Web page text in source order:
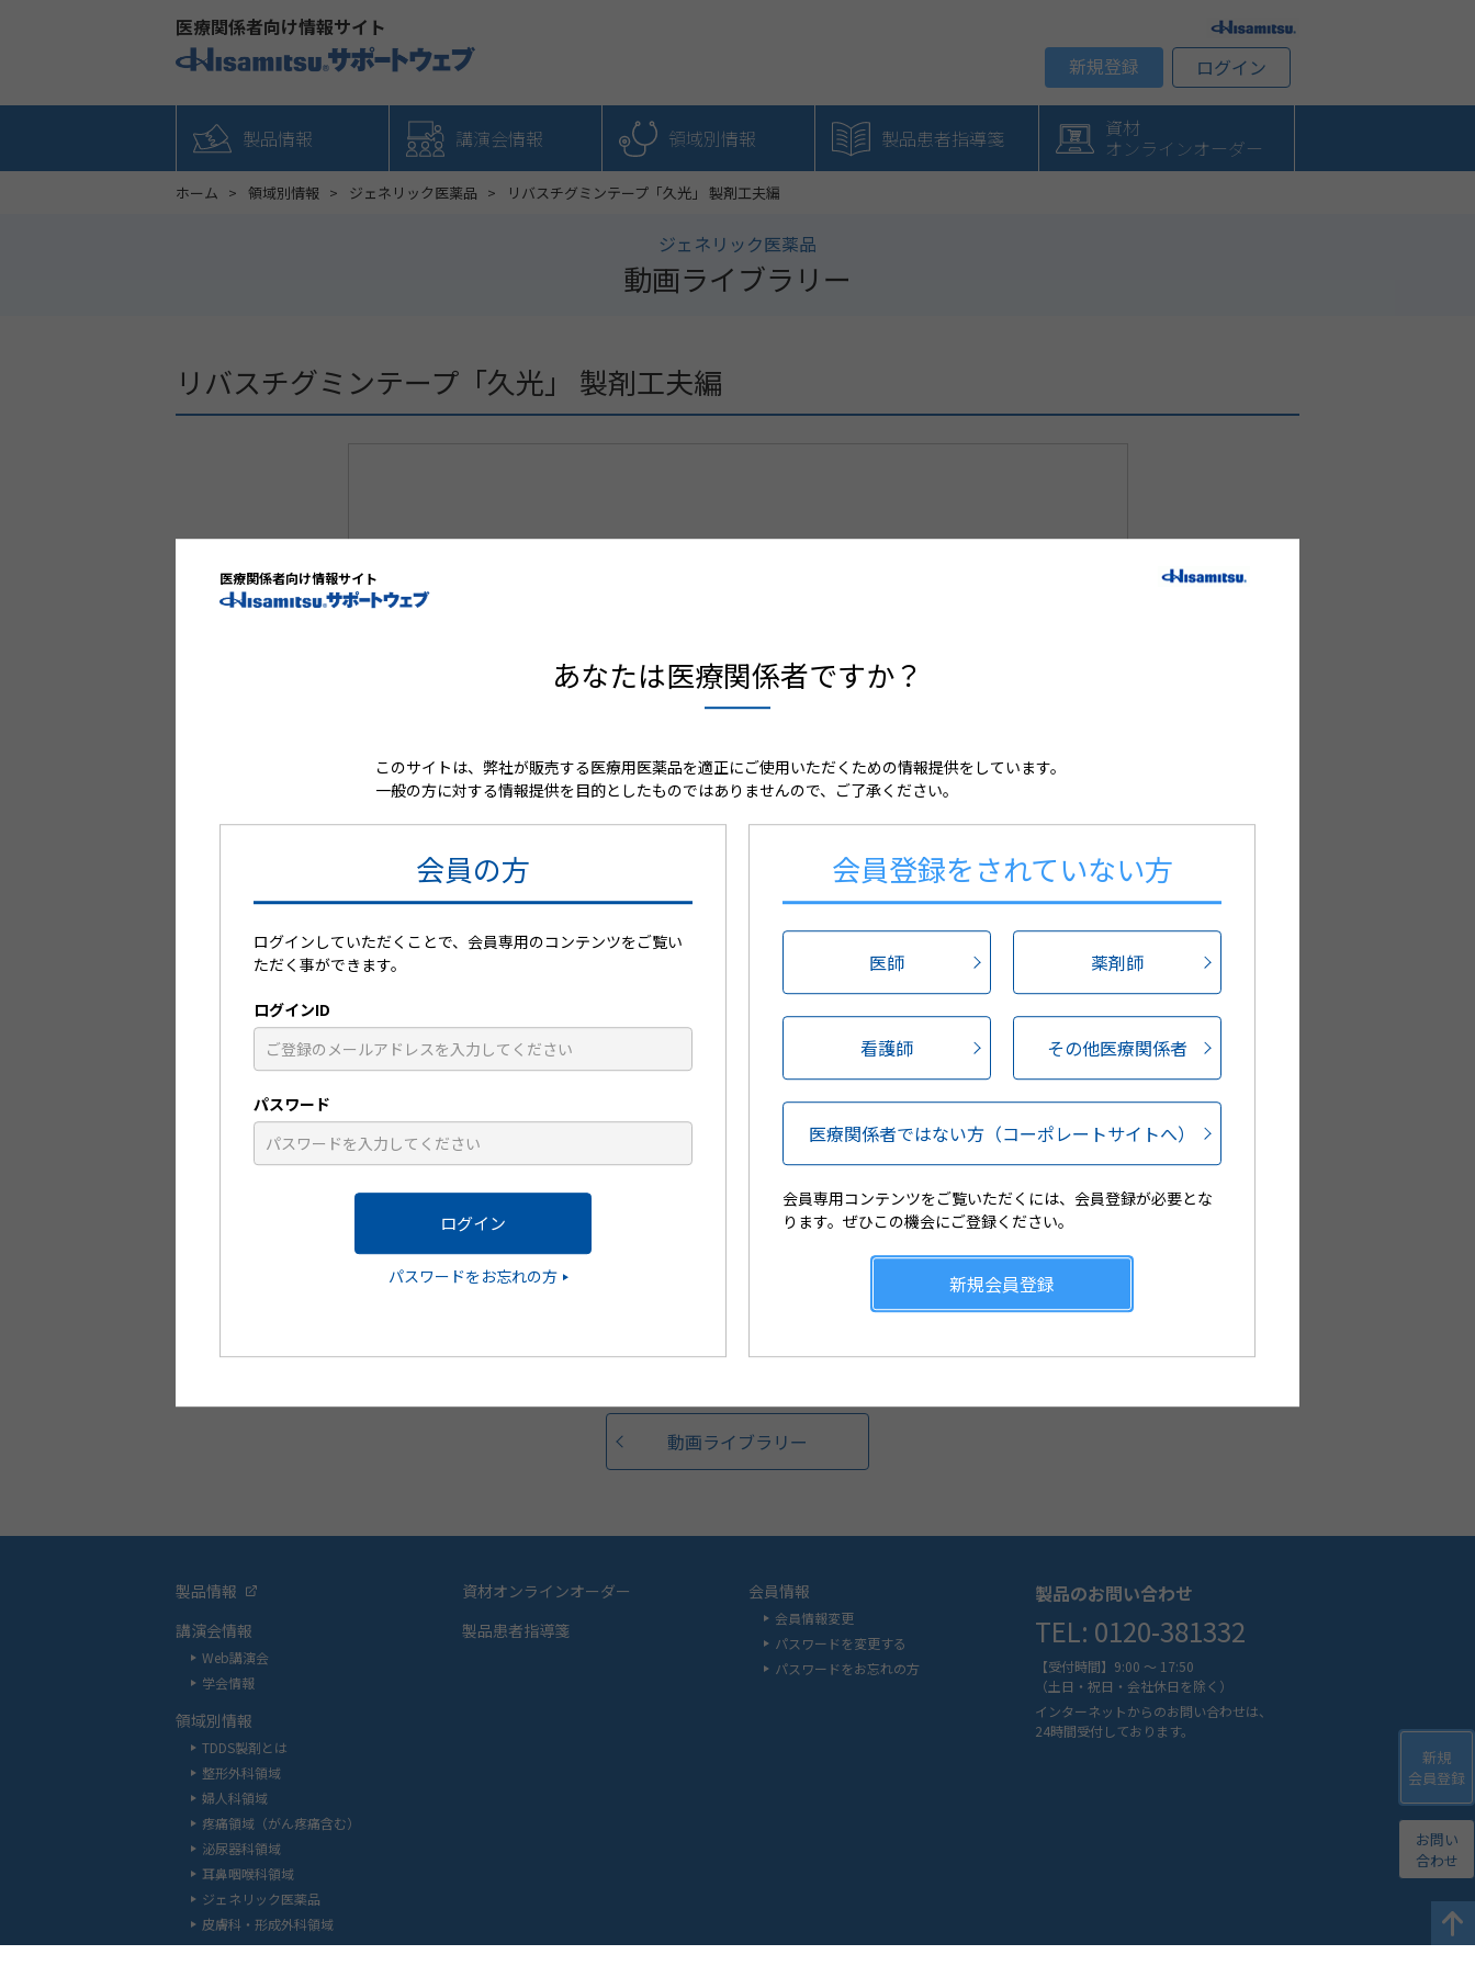
医療関係者向け情報サイト
新規登録
ログイン
製品情報 講演会情報 領域別情報 製品患者指導箋 資材
オンラインオーダー
新規
会員登録
お問い
合わせ
ホーム 領域別情報 ジェネリック医薬品 リバスチグミンテープ「久光」 製剤工夫編
ジェネリック医薬品
動画ライブラリー
リバスチグミンテープ「久光」 製剤工夫編
リバスチグミンテープ「久光」は、2020年8月に製造販売承認を取得し、2020年12月に発売しました。本コンテンツでは、リバスチグミンテ
ープ「久光」の製剤工夫に関する内容をお届けします。
こちらの動画もご覧ください
動画ライブラリー
製品情報
講演会情報
Web講演会
学会情報
領域別情報
TDDS製剤とは
整形外科領域
婦人科領域
疼痛領域（がん疼痛含む）
泌尿器科領域
耳鼻咽喉科領域
ジェネリック医薬品
皮膚科・形成外科領域
資材オンラインオーダー
製品患者指導箋
会員情報
会員情報変更
パスワードを変更する
パスワードをお忘れの方
製品のお問い合わせ
TEL: 0120-381332
【受付時間】9:00 ～ 17:50
（土日・祝日・会社休日を除く）
インターネットからのお問い合わせは、
24時間受付しております。
医療関係者向け情報サイト
あなたは医療関係者ですか？
このサイトは、弊社が販売する医療用医薬品を適正にご使用いただくための情報提供をしています。
一般の方に対する情報提供を目的としたものではありませんので、ご了承ください。
会員の方
ログインしていただくことで、会員専用のコンテンツをご覧い
ただく事ができます。
ログインID
パスワード
パスワードをお忘れの方
会員登録をされていない方
医師 薬剤師
看護師 その他医療関係者
医療関係者ではない方 （コーポレートサイトへ）
会員専用コンテンツをご覧いただくには、会員登録が必要とな
ります。ぜひこの機会にご登録ください。
新規会員登録